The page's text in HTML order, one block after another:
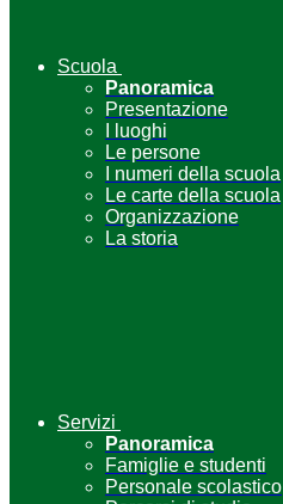
Scuola
Panoramica
Presentazione
I luoghi
Le persone
I numeri della scuola
Le carte della scuola
Organizzazione
La storia
Servizi
Panoramica
Famiglie e studenti
Personale scolastico